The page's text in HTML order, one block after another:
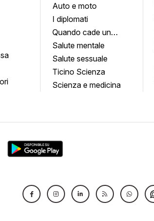
Auto e moto
I diplomati
Quando cade un
quadro
Salute mentale
Salute sessuale
Ticino Scienza
Scienza e medicina